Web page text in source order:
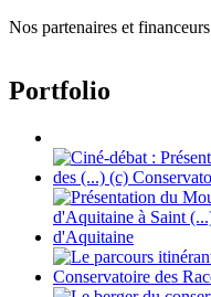
Nos partenaires et financeurs
Portfolio